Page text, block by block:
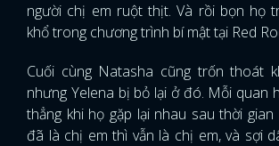
người chị em ruột thịt. Và rồi bọn họ
khổ trong chương trình bí mật tại Red
Cuối cùng Natasha cũng trốn thoát
nhưng Yelena bị bỏ lại ở đó. Mỗi quan
thẳng khi họ gặp lại nhau sau thời
đã là chị em thì vẫn là chị em, và sợi